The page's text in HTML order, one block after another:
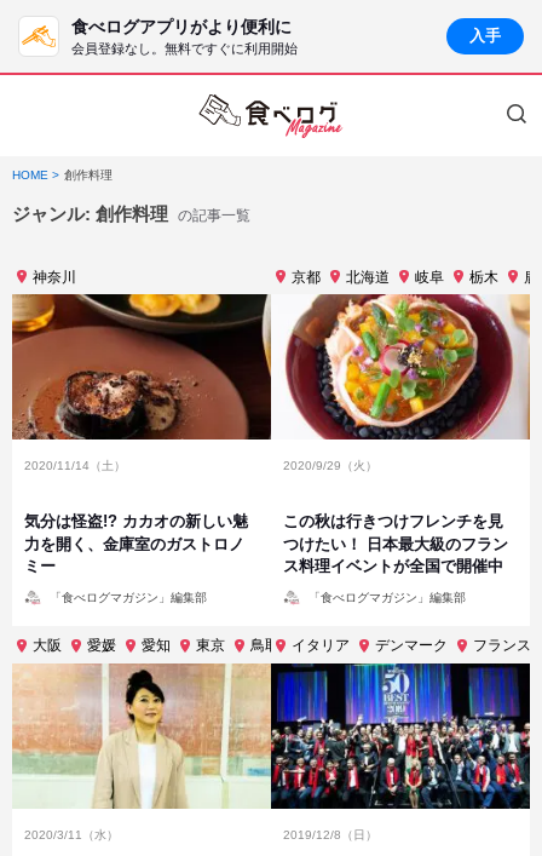
食べログアプリがより便利に
会員登録なし。無料ですぐに利用開始
入手
HOME 創作料理
ジャンル: 創作料理 の記事一覧
神奈川
2020/11/14（土）
気分は怪盗!? カカオの新しい魅
力を開く、金庫室のガストロノ
ミー
「食べログマガジン」編集部
京都 北海道 岐阜 栃木
2020/9/29（火）
この秋は行きつけフレンチを見
つけたい！ 日本最大級のフラン
ス料理イベントが全国で開催中
「食べログマガジン」編集部
大阪 愛媛 愛知 東京 鳥取
2020/3/11（水）
イタリア デンマーク フランス
2019/12/8（日）